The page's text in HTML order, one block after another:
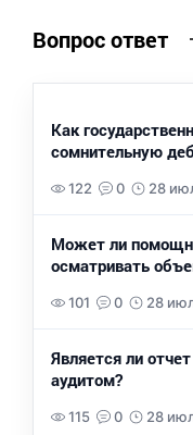
Вопрос ответ
Как
сомнительную
122 0 28
Может ли
осматривать
101 0 28
Является ли
аудитом?
115 0 28